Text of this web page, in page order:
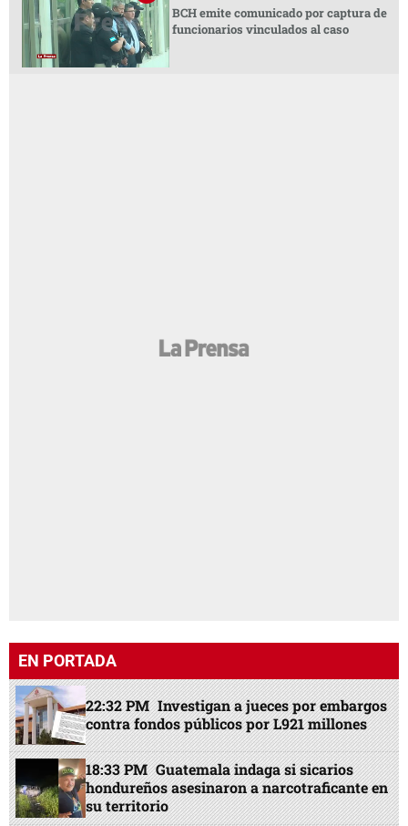
BCH emite comunicado por captura de
funcionarios vinculados al caso
EN PORTADA
22:32 PM Investigan a jueces por embargos
contra fondos públicos por L921 millones
18:33 PM Guatemala indaga si sicarios
hondureños asesinaron a narcotraficante en
su territorio